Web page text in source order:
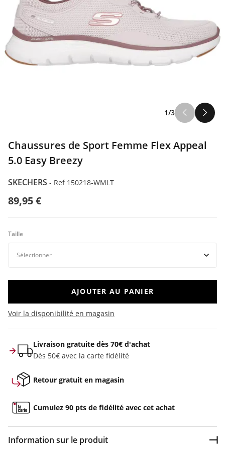
1/3
Chaussures de Sport Femme Flex Appeal
5.0 Easy Breezy
SKECHERS - Ref 150218-WMLT
89,95 €
Taille
AJOUTER AU PANIER
Voir la disponibilité en magasin
Livraison gratuite dès 70€ d'achat
Dès 50€ avec la carte fidélité
Retour gratuit en magasin
Cumulez 90 pts de fidélité avec cet achat
Information sur le produit